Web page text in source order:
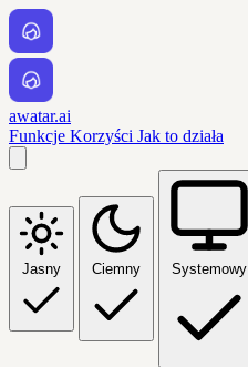
awatar.ai
Funkcje Korzyści Jak to działa
Jasny Ciemny Systemowy